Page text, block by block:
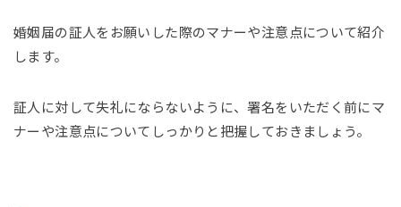
婚姻届の証人をお願いした際のマナーや注意点について紹介
します。
証人に対して失礼にならないように、署名をいただく前にマ
ナーや注意点についてしっかりと把握しておきましょう。